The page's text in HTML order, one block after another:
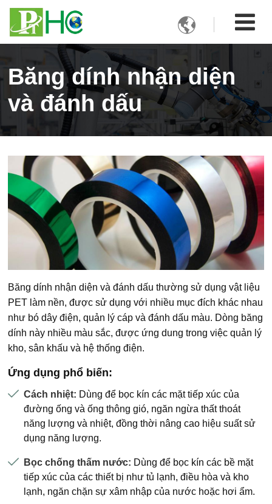

Băng dính nhận diện
và đánh dấu
Băng dính nhận diện và đánh dấu thường sử dụng vật liệu
PET làm nền, được sử dụng với nhiều mục đích khác nhau
như bó dây điện, quản lý cáp và đánh dấu màu. Dòng băng
dính này nhiều màu sắc, được ứng dung trong việc quản lý
kho, sân khấu và hệ thống điện.
Ứng dụng phổ biến:
Cách nhiệt: Dùng để bọc kín các mặt tiếp xúc của
đường ống và ống thông gió, ngăn ngừa thất thoát
năng lượng và nhiệt, đồng thời nâng cao hiệu suất sử
dụng năng lượng.
Bọc chống thấm nước: Dùng để bọc kín các bề mặt
tiếp xúc của các thiết bị như tủ lạnh, điều hòa và kho
lạnh, ngăn chặn sự xâm nhập của nước hoặc hơi ẩm.